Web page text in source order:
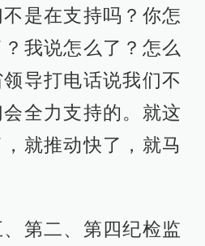
是在支持吗？你怎
我说怎么了？怎么
导打电话说我们不
全力支持的。就这
就推动快了，就马
第二、第四纪检监